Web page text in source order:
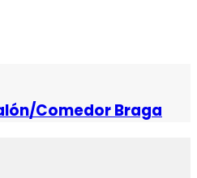
Comedor Braga